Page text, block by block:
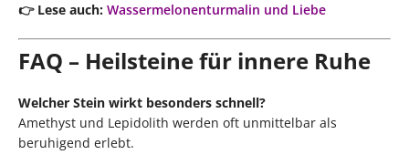
👉 Lese auch: Wassermelonenturmalin und Liebe
FAQ – Heilsteine für innere Ruhe
Welcher Stein wirkt besonders schnell?
Amethyst und Lepidolith werden oft unmittelbar als
beruhigend erlebt.